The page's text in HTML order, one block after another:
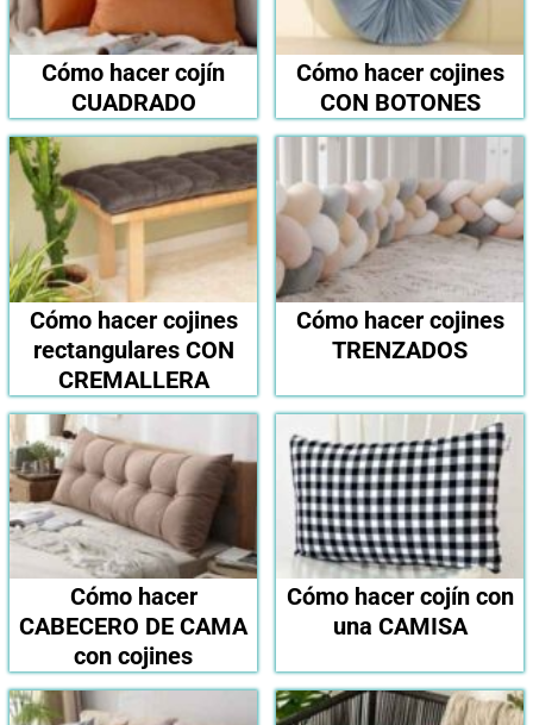
Cómo hacer cojín
CUADRADO
Cómo hacer cojines
CON BOTONES
Cómo hacer cojines
rectangulares CON
CREMALLERA
Cómo hacer cojines
TRENZADOS
Cómo hacer
CABECERO DE CAMA
con cojines
Cómo hacer cojín con
una CAMISA